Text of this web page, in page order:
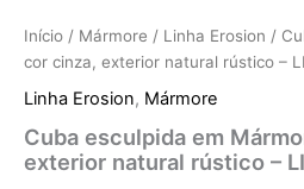
Início / Mármore / Linha Erosion /
cor cinza, exterior natural rústico –
Linha Erosion, Mármore
Cuba esculpida em
exterior natural rústico –